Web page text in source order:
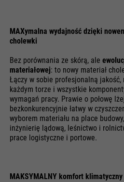
zalogowany
ma prawa do
Nazwa
cookie_optin
Dostawca
Sgalinski
Żywotność
1 miesiąc
bieżącej
Cel
W
cookie
czy
sesji / wizycie.
Nazwa
__utmz
Żywotność
6 miesięcy
Dostawca
Google
Żywotność
1 miesiąc
Cel
Korzystanie z
Nazwa
HSID
MAXymalna wydajność dzięki
cholewki
Bez porównania ze skórą, ale
materiałowej: to nowy materiał
Łączy w sobie profesjonalną
każdym torze i wszystkie
wymagań pracy. Prawie o połowę
bezkonkurencyjnie łatwy w
wyborem materiału na place
inżynierię lądową, leśnictwo i
prace logistyczne i portowe.
MAKSYMALNY komfort